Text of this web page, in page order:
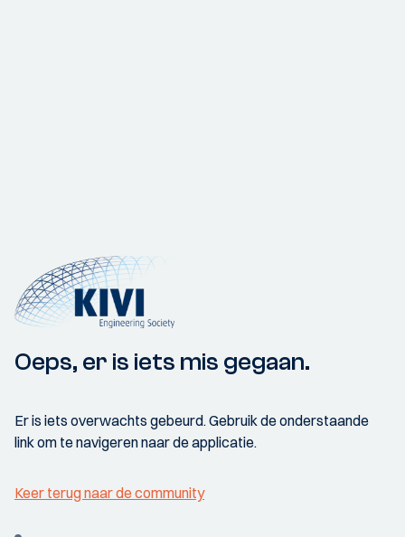
Oeps, er is iets mis gegaan.
Er is iets overwachts gebeurd. Gebruik de onderstaande
link om te navigeren naar de applicatie.
Keer terug naar de community